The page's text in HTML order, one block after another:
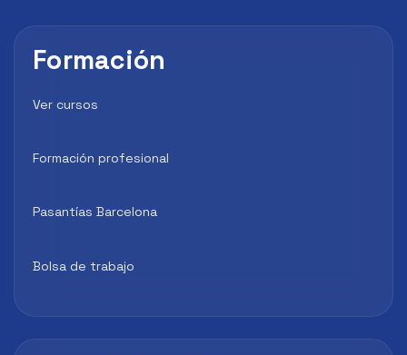
Formación
Ver cursos
Formación profesional
Pasantías Barcelona
Bolsa de trabajo